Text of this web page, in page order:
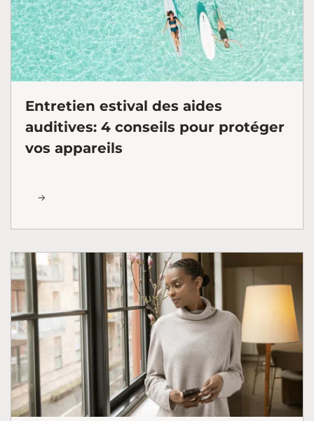
Entretien estival des aides
auditives: 4 conseils pour protéger
vos appareils